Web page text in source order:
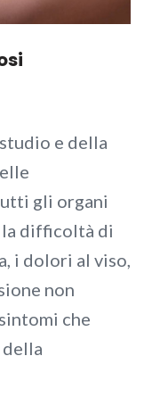
e della
gli organi
la difficoltà di
i dolori al viso,
non
che